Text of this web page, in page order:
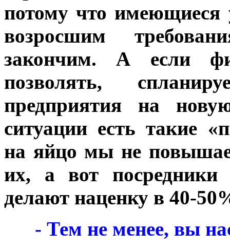
потому что имеющиеся
возросшим
закончим. А если
позволять,
предприятия на
ситуации есть такие
на яйцо мы не
их, а вот
делают наценку в 40-
- Тем не менее, вы